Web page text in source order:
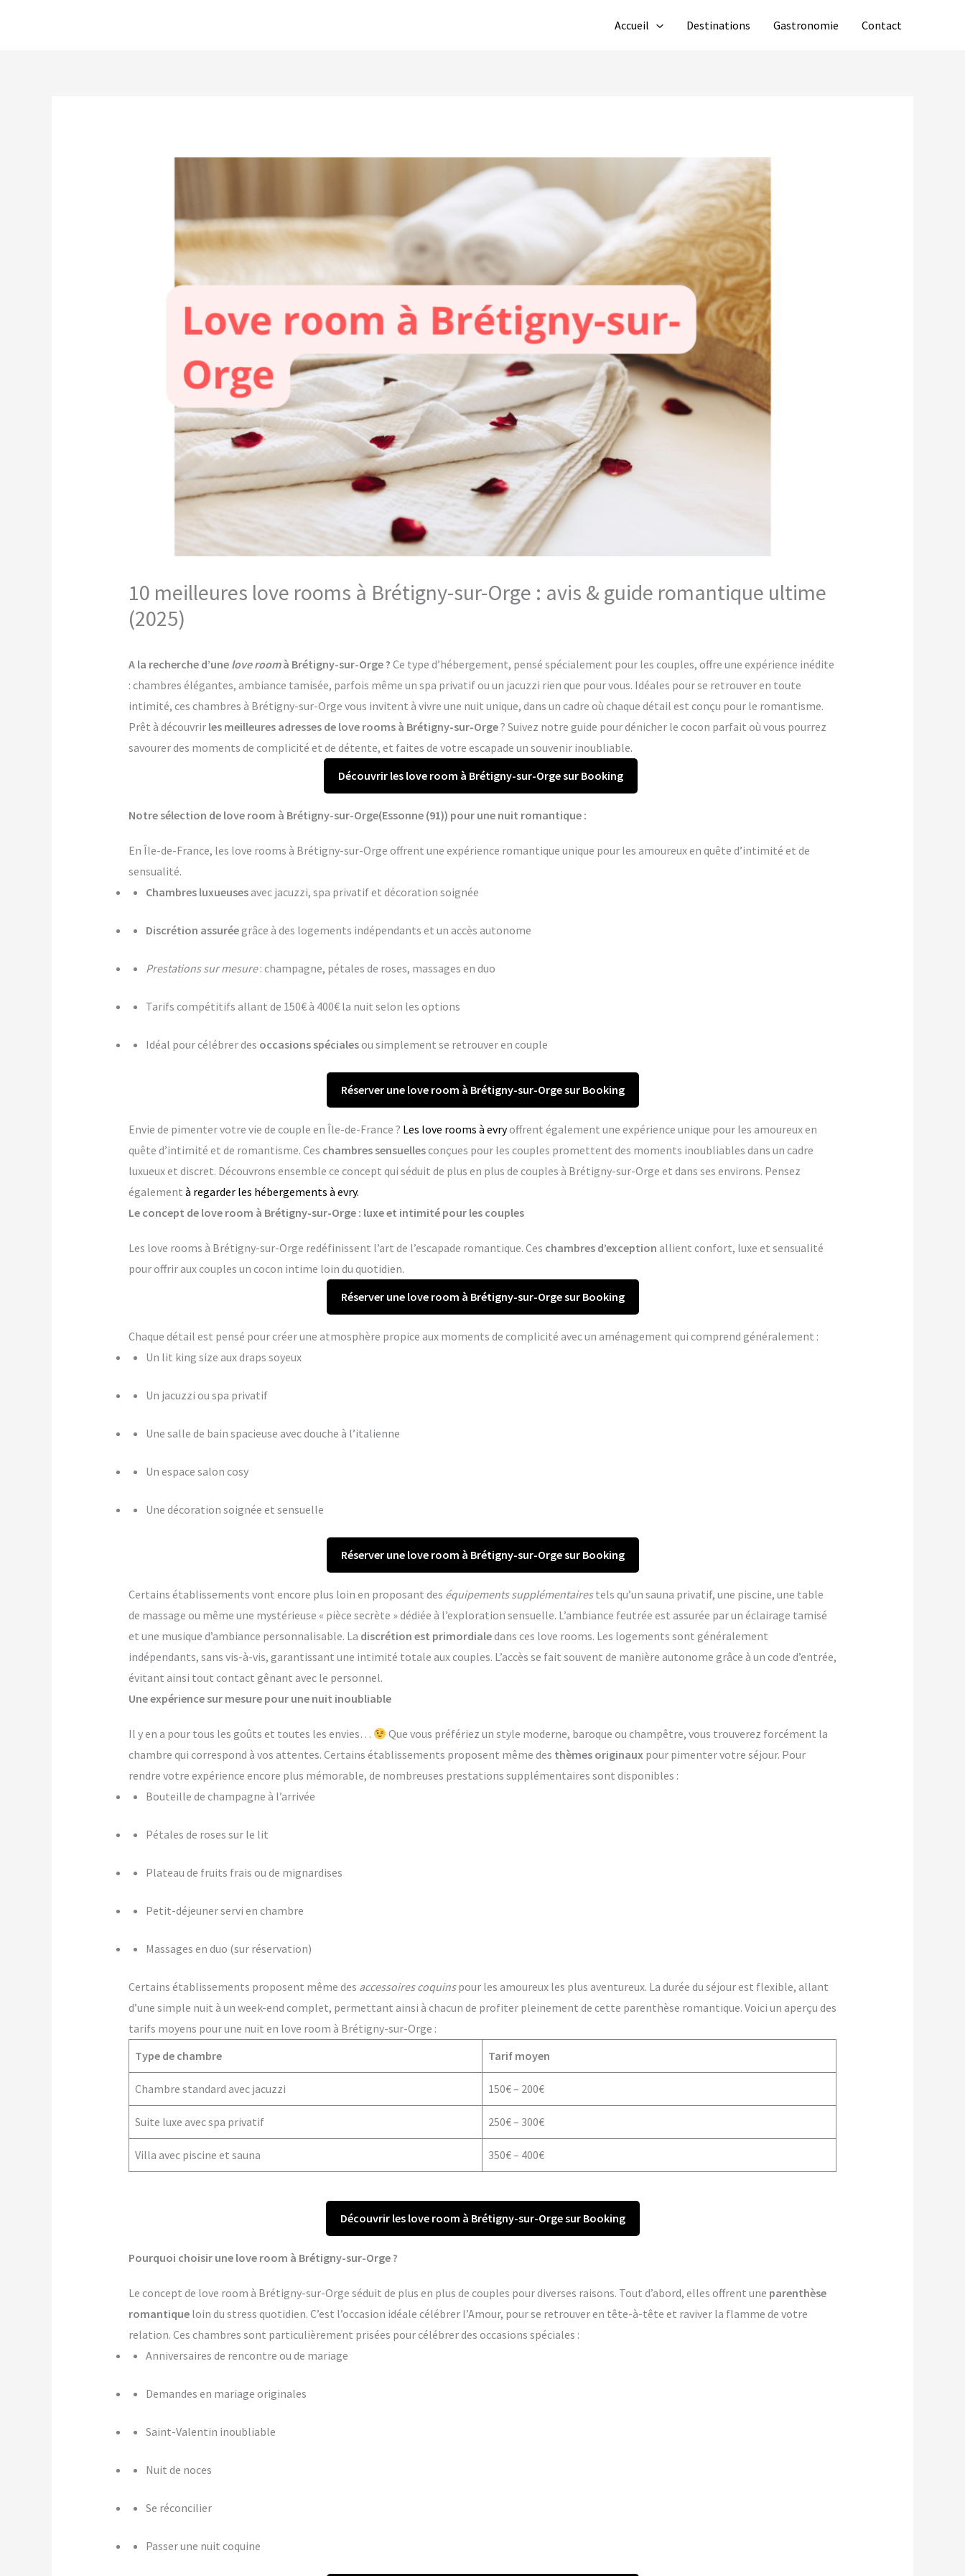
Accueil Destinations Gastronomie Contact
10 meilleures love rooms à Brétigny-sur-Orge : avis & guide romantique ultime
(2025)
A la recherche d’une love roomà Brétigny-sur-Orge ? Ce type d’hébergement, pensé spécialement pour les couples, offre une expérience inédite
: chambres élégantes, ambiance tamisée, parfois même un spa privatif ou un jacuzzi rien que pour vous. Idéales pour se retrouver en toute
intimité, ces chambres à Brétigny-sur-Orge vous invitent à vivre une nuit unique, dans un cadre où chaque détail est conçu pour le romantisme.
Prêt à découvrir les meilleures adresses de love rooms à Brétigny-sur-Orge? Suivez notre guide pour dénicher le cocon parfait où vous pourrez
savourer des moments de complicité et de détente, et faites de votre escapade un souvenir inoubliable.
Découvrir les love room à Brétigny-sur-Orge sur Booking
Notre sélection de love room à Brétigny-sur-Orge(Essonne (91)) pour une nuit romantique :
En Île-de-France, les love rooms à Brétigny-sur-Orge offrent une expérience romantique unique pour les amoureux en quête d’intimité et de
sensualité.
Chambres luxueusesavec jacuzzi, spa privatif et décoration soignée
Discrétion assuréegrâce à des logements indépendants et un accès autonome
Prestations sur mesure: champagne, pétales de roses, massages en duo
Tarifs compétitifs allant de 150€ à 400€ la nuit selon les options
Idéal pour célébrer des occasions spécialesou simplement se retrouver en couple
Réserver une love room à Brétigny-sur-Orge sur Booking
Envie de pimenter votre vie de couple en Île-de-France ? Les love rooms à evryoffrent également une expérience unique pour les amoureux en
quête d’intimité et de romantisme. Ces chambres sensuellesconçues pour les couples promettent des moments inoubliables dans un cadre
luxueux et discret. Découvrons ensemble ce concept qui séduit de plus en plus de couples à Brétigny-sur-Orge et dans ses environs. Pensez
également à regarder les hébergements à evry.
Le concept de love room à Brétigny-sur-Orge : luxe et intimité pour les couples
Les love rooms à Brétigny-sur-Orge redéfinissent l’art de l’escapade romantique. Ces chambres d’exception allient confort, luxe et sensualité
pour offrir aux couples un cocon intime loin du quotidien.
Réserver une love room à Brétigny-sur-Orge sur Booking
Chaque détail est pensé pour créer une atmosphère propice aux moments de complicité avec un aménagement qui comprend généralement :
Un lit king size aux draps soyeux
Un jacuzzi ou spa privatif
Une salle de bain spacieuse avec douche à l’italienne
Un espace salon cosy
Une décoration soignée et sensuelle
Réserver une love room à Brétigny-sur-Orge sur Booking
Certains établissements vont encore plus loin en proposant des équipements supplémentairestels qu’un sauna privatif, une piscine, une table
de massage ou même une mystérieuse « pièce secrète » dédiée à l’exploration sensuelle. L’ambiance feutrée est assurée par un éclairage tamisé
et une musique d’ambiance personnalisable. La discrétion est primordialedans ces love rooms. Les logements sont généralement
indépendants, sans vis-à-vis, garantissant une intimité totale aux couples. L’accès se fait souvent de manière autonome grâce à un code d’entrée,
évitant ainsi tout contact gênant avec le personnel.
Une expérience sur mesure pour une nuit inoubliable
Il y en a pour tous les goûts et toutes les envies…
Que vous préfériez un style moderne, baroque ou champêtre, vous trouverez forcément la
chambre qui correspond à vos attentes. Certains établissements proposent même des thèmes originaux pour pimenter votre séjour. Pour
rendre votre expérience encore plus mémorable, de nombreuses prestations supplémentaires sont disponibles :
Bouteille de champagne à l’arrivée
Pétales de roses sur le lit
Plateau de fruits frais ou de mignardises
Petit-déjeuner servi en chambre
Massages en duo (sur réservation)
Certains établissements proposent même des accessoires coquinspour les amoureux les plus aventureux. La durée du séjour est flexible, allant
d’une simple nuit à un week-end complet, permettant ainsi à chacun de profiter pleinement de cette parenthèse romantique. Voici un aperçu des
tarifs moyens pour une nuit en love room à Brétigny-sur-Orge :
Type de chambre
Tarif moyen
Chambre standard avec jacuzzi 150€ – 200€
Suite luxe avec spa privatif 250€ – 300€
Villa avec piscine et sauna 350€ – 400€
Découvrir les love room à Brétigny-sur-Orge sur Booking
Pourquoi choisir une love room à Brétigny-sur-Orge ?
Le concept de love room à Brétigny-sur-Orge séduit de plus en plus de couples pour diverses raisons. Tout d’abord, elles offrent une parenthèse
romantiqueloin du stress quotidien. C’est l’occasion idéale célébrer l’Amour, pour se retrouver en tête-à-tête et raviver la flamme de votre
relation. Ces chambres sont particulièrement prisées pour célébrer des occasions spéciales :
Anniversaires de rencontre ou de mariage
Demandes en mariage originales
Saint-Valentin inoubliable
Nuit de noces
Se réconcilier
Passer une nuit coquine